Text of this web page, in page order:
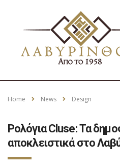
Home News Design
Ρολόγια Cluse: Τα
αποκλειστικά στο